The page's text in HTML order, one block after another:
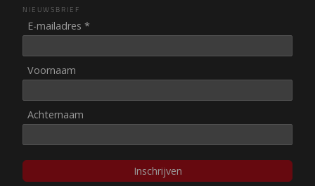
NIEUWSBRIEF
E-mailadres *
Voornaam
Achternaam
Inschrijven